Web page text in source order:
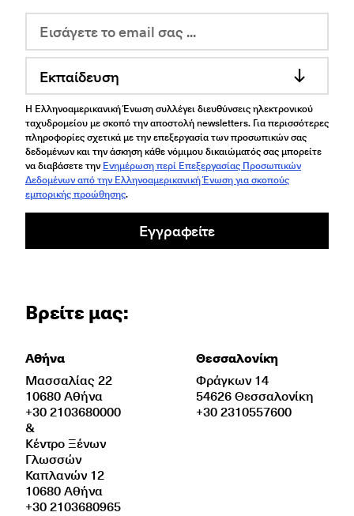
Εκπαίδευση
Η Ελληνοαμερικανική Ένωση συλλέγει διευθύνσεις ηλεκτρονικού
ταχυδρομείου με σκοπό την αποστολή newsletters. Για περισσότερες
πληροφορίες σχετικά με την επεξεργασία των προσωπικών σας
δεδομένων και την άσκηση κάθε νόμιμου δικαιώματός σας μπορείτε
να διαβάσετε την Ενημέρωση περί Επεξεργασίας Προσωπικών
Δεδομένων από την Ελληνοαμερικανική Ένωση για σκοπούς
εμπορικής προώθησης.
Εγγραφείτε
Βρείτε μας:
Αθήνα
Μασσαλίας 22
10680 Αθήνα
+30 2103680000
&
Κέντρο Ξένων
Γλωσσών
Καπλανών 12
10680 Αθήνα
+30 2103680965
Θεσσαλονίκη
Φράγκων 14
54626 Θεσσαλονίκη
+30 2310557600